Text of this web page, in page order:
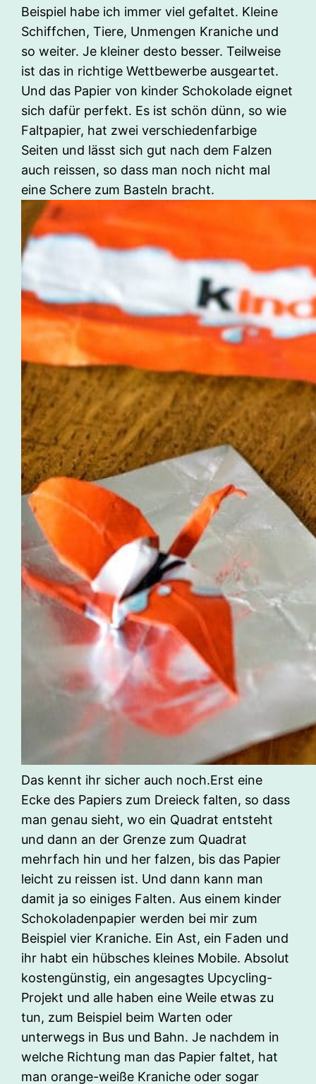
Beispiel habe ich immer viel gefaltet. Kleine
Schiffchen, Tiere, Unmengen Kraniche und
so weiter. Je kleiner desto besser. Teilweise
ist das in richtige Wettbewerbe ausgeartet.
Und das Papier von kinder Schokolade eignet
sich dafür perfekt. Es ist schön dünn, so wie
Faltpapier, hat zwei verschiedenfarbige
Seiten und lässt sich gut nach dem Falzen
auch reissen, so dass man noch nicht mal
eine Schere zum Basteln bracht.
Das kennt ihr sicher auch noch.Erst eine
Ecke des Papiers zum Dreieck falten, so dass
man genau sieht, wo ein Quadrat entsteht
und dann an der Grenze zum Quadrat
mehrfach hin und her falzen, bis das Papier
leicht zu reissen ist. Und dann kann man
damit ja so einiges Falten. Aus einem kinder
Schokoladenpapier werden bei mir zum
Beispiel vier Kraniche. Ein Ast, ein Faden und
ihr habt ein hübsches kleines Mobile. Absolut
kostengünstig, ein angesagtes Upcycling-
Projekt und alle haben eine Weile etwas zu
tun, zum Beispiel beim Warten oder
unterwegs in Bus und Bahn. Je nachdem in
welche Richtung man das Papier faltet, hat
man orange-weiße Kraniche oder sogar